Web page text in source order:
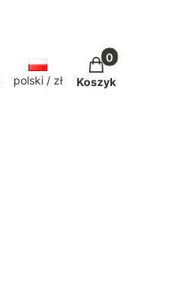
polski / zł
Produkty w
Koszyk